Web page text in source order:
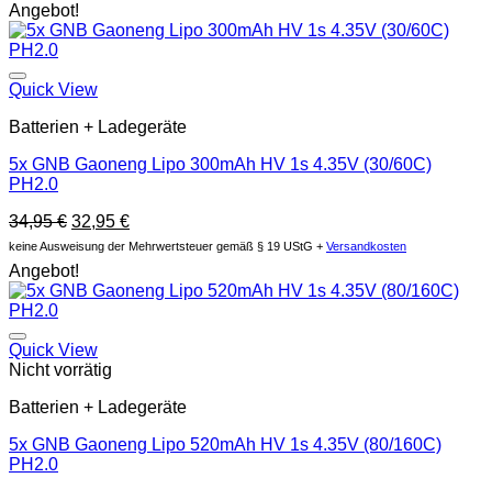
Angebot!
Quick View
Batterien + Ladegeräte
5x GNB Gaoneng Lipo 300mAh HV 1s 4.35V (30/60C)
PH2.0
34,95€ Original
price
was:
34,95 €.
32,95 €Current
price
32,95 €.
keine Ausweisung der Mehrwertsteuer gemäß § 19 UStG + Versandkosten
Angebot!
Quick View
Nicht vorrätig
Batterien + Ladegeräte
5x GNB Gaoneng Lipo 520mAh HV 1s 4.35V (80/160C)
PH2.0